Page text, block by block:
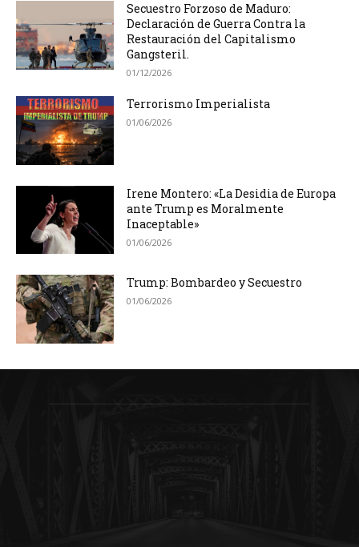
Secuestro Forzoso de Maduro:
Declaración de Guerra Contra la
Restauración del Capitalismo
Gangsteril.
01/12/2026
Terrorismo Imperialista
01/06/2026
Irene Montero: «La Desidia de Europa
ante Trump es Moralmente
Inaceptable»
01/06/2026
Trump: Bombardeo y Secuestro
01/06/2026